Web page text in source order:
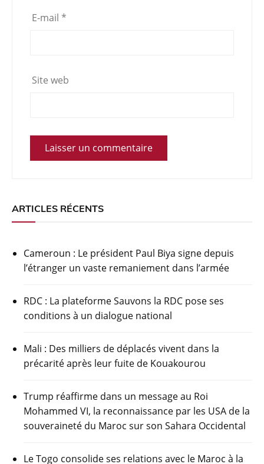
E-mail *
Site web
ARTICLES RÉCENTS
Cameroun : Le président Paul Biya signe depuis
l’étranger un vaste remaniement dans l’armée
RDC : La plateforme Sauvons la RDC pose ses
conditions à un dialogue national
Mali : Des milliers de déplacés vivent dans la
précarité après leur fuite de Kouakourou
Trump réaffirme dans un message au Roi
Mohammed VI, la reconnaissance par les USA de la
souveraineté du Maroc sur son Sahara Occidental
Le Togo consolide ses relations avec le Maroc à la